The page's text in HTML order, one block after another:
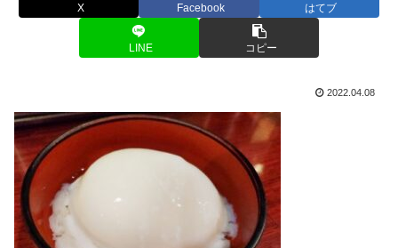
X Facebook はてブ
LINE コピー
2022.04.08